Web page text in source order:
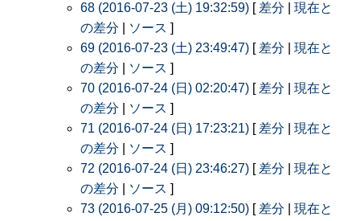
68 (2016-07-23 (土) 19:32:59) [ 差分
現在と
の差分
ソース ]
69 (2016-07-23 (土) 23:49:47) [ 差分
現在と
の差分
ソース ]
70 (2016-07-24 (日) 02:20:47) [ 差分
現在と
の差分
ソース ]
71 (2016-07-24 (日) 17:23:21) [ 差分
現在と
の差分
ソース ]
72 (2016-07-24 (日) 23:46:27) [ 差分
現在と
の差分
ソース ]
73 (2016-07-25 (月) 09:12:50) [ 差分
現在と